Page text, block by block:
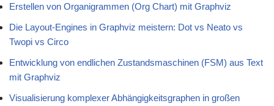
Erstellen von Organigrammen (Org Chart) mit Graphviz
Die Layout-Engines in Graphviz meistern: Dot vs Neato vs
Twopi vs Circo
Entwicklung von endlichen Zustandsmaschinen (FSM) aus Text
mit Graphviz
Visualisierung komplexer Abhängigkeitsgraphen in großen